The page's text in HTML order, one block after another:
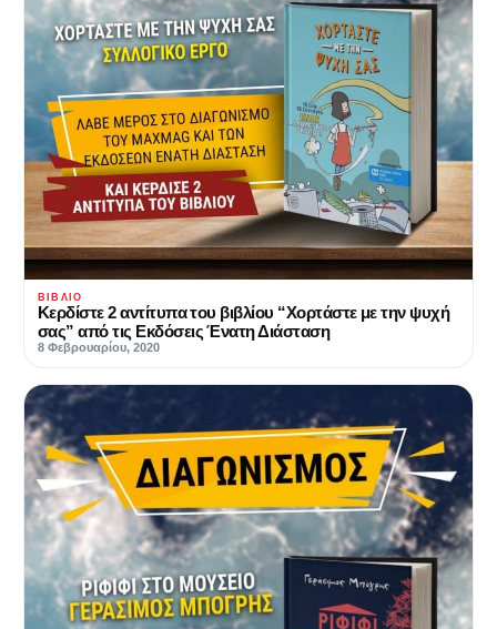
ΒΙΒΛΊΟ
Κερδίστε 2 αντίτυπα του βιβλίου “Χορτάστε με την ψυχή
σας” από τις Εκδόσεις Ένατη Διάσταση
8 Φεβρουαρίου, 2020